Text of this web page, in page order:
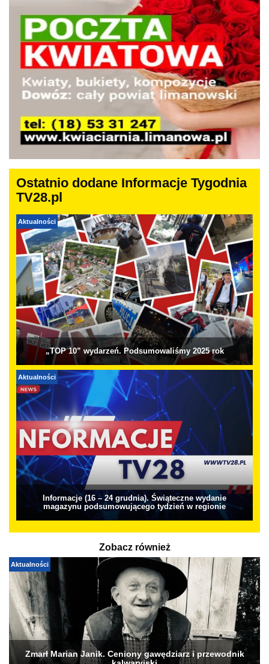
Ostatnio dodane Informacje Tygodnia
TV28.pl
Aktualności
„TOP 10” wydarzeń. Podsumowaliśmy 2025 rok
Aktualności
Informacje (16 – 24 grudnia). Świąteczne wydanie
magazynu podsumowującego tydzień w regionie
Zobacz również
Aktualności
Zmarł Marian Janik. Ceniony gawędziarz i przewodnik